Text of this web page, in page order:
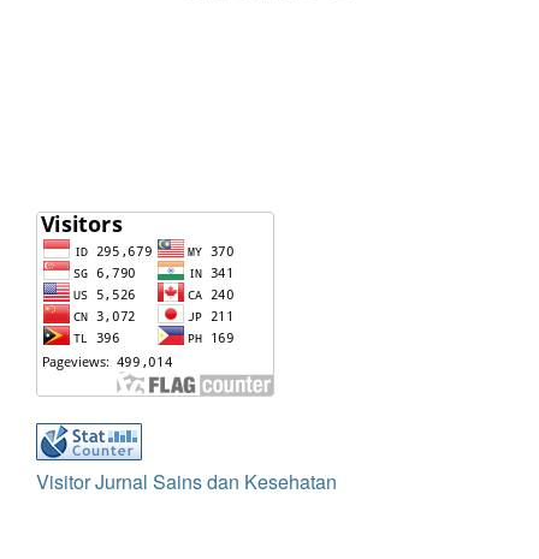
Visitor Jurnal Sains dan Kesehatan